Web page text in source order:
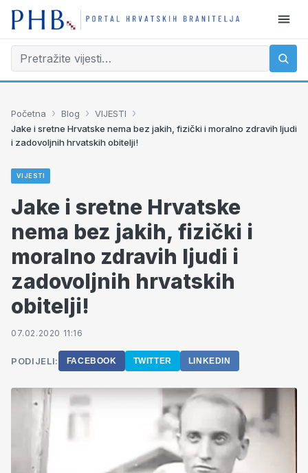
Početna › Blog › VIJESTI ›
Jake i sretne Hrvatske nema bez jakih, fizički i moralno zdravih ljudi
i zadovoljnih hrvatskih obitelji!
VIJESTI
Jake i sretne Hrvatske
nema bez jakih, fizički i
moralno zdravih ljudi i
zadovoljnih hrvatskih
obitelji!
07.02.2020 11:16
PODIJELI: FACEBOOK TWITTER LINKEDIN